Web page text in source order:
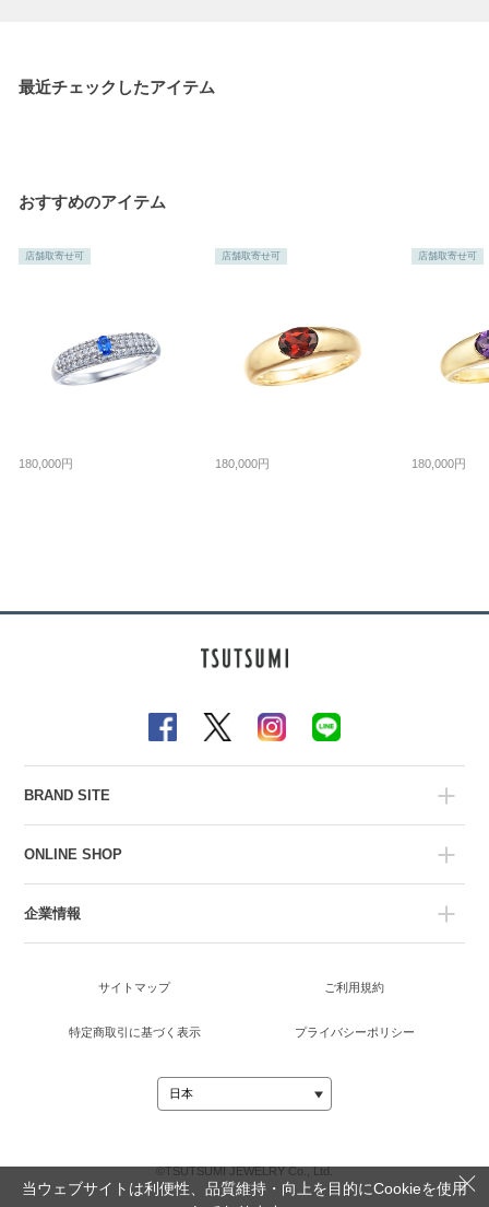
最近チェックしたアイテム
おすすめのアイテム
店舗取寄せ可
180,000円
店舗取寄せ可
180,000円
店舗取寄せ可
180,000円
BRAND SITE
ONLINE SHOP
企業情報
サイトマップ ご利用規約
特定商取引に基づく表示 プライバシーポリシー
©TSUTSUMI JEWELRY Co., Ltd.
当ウェブサイトは利便性、品質維持・向上を目的にCookieを使用